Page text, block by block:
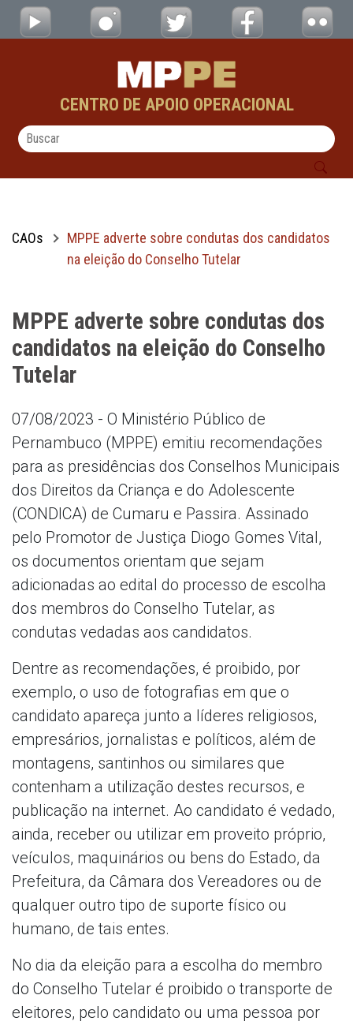
Pular para o Conteúdo principal
MPPE adverte sobre condutas dos
CENTRO DE APOIO OPERACIONAL
CAOs
MPPE adverte sobre condutas dos candidatos
na eleição do Conselho Tutelar
MPPE adverte sobre condutas dos
candidatos na eleição do Conselho
Tutelar
07/08/2023 - O Ministério Público de
Pernambuco (MPPE) emitiu recomendações
para as presidências dos Conselhos Municipais
dos Direitos da Criança e do Adolescente
(CONDICA) de Cumaru e Passira. Assinado
pelo Promotor de Justiça Diogo Gomes Vital,
os documentos orientam que sejam
adicionadas ao edital do processo de escolha
dos membros do Conselho Tutelar, as
condutas vedadas aos candidatos.
Dentre as recomendações, é proibido, por
exemplo, o uso de fotografias em que o
candidato apareça junto a líderes religiosos,
empresários, jornalistas e políticos, além de
montagens, santinhos ou similares que
contenham a utilização destes recursos, e
publicação na internet. Ao candidato é vedado,
ainda, receber ou utilizar em proveito próprio,
veículos, maquinários ou bens do Estado, da
Prefeitura, da Câmara dos Vereadores ou de
qualquer outro tipo de suporte físico ou
humano, de tais entes.
No dia da eleição para a escolha do membro
do Conselho Tutelar é proibido o transporte de
eleitores, pelo candidato ou uma pessoa por